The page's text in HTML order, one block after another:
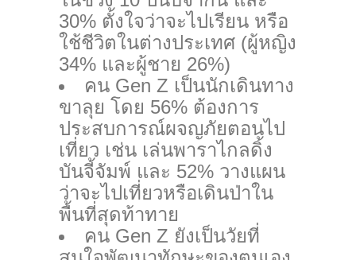
30% ตั้งใจว่าจะไปเรียน หรือ
ใช้ชีวิตในต่างประเทศ (ผู้หญิง
34% และผู้ชาย 26%)
คน Gen Z เป็นนักเดินทาง
ขาลุย โดย 56% ต้องการ
ประสบการณ์ผจญภัยตอนไป
เที่ยว เช่น เล่นพาราไกลดิ้ง
บันจี้จัมพ์ และ 52% วางแผน
ว่าจะไปเที่ยวหรือเดินป่าใน
พื้นที่สุดท้าทาย
คน Gen Z ยังเป็นวัยที่